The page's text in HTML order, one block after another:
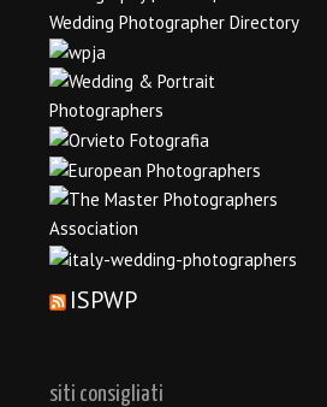
ISPWP
siti consigliati